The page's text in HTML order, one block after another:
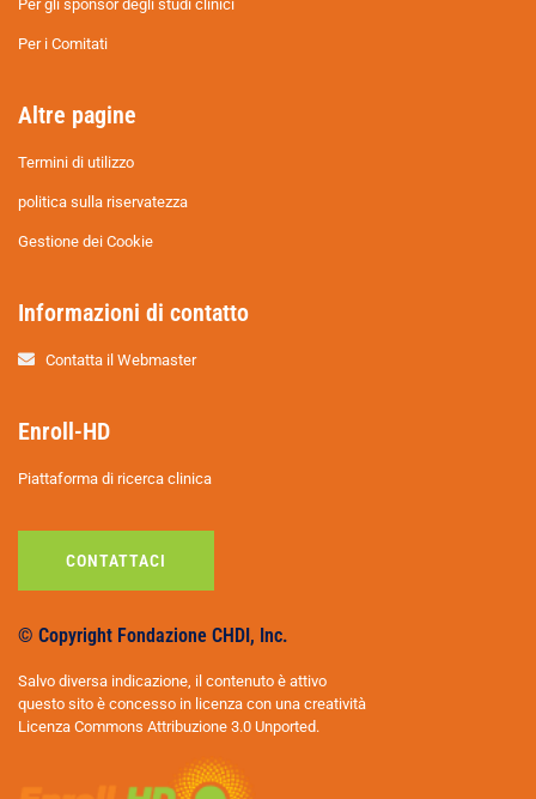
Per gli sponsor degli studi clinici
Per i Comitati
Altre pagine
Termini di utilizzo
politica sulla riservatezza
Gestione dei Cookie
Informazioni di contatto
Contatta il Webmaster
Enroll-HD
Piattaforma di ricerca clinica
CONTATTACI
© Copyright Fondazione CHDI, Inc.
Salvo diversa indicazione, il contenuto è attivo
questo sito è concesso in licenza con una creatività
Licenza Commons Attribuzione 3.0 Unported.